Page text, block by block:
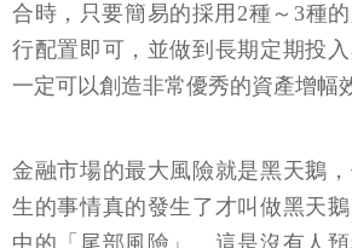
合時，只要簡易的採用2種～3種
行配置即可，並做到長期定期投入
一定可以創造非常優秀的資產增幅
金融市場的最大風險就是黑天鵝
生的事情真的發生了才叫做黑天
中的「尾部風險」。這是沒有人